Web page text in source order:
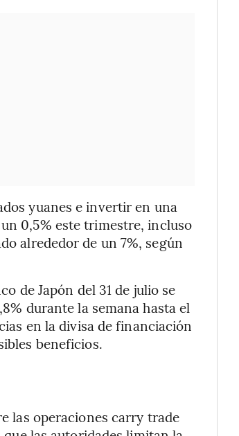
yuanes e invertir en una
0,5% este trimestre, incluso
alrededor de un 7%, según
de Japón del 31 de julio se
durante la semana hasta el
en la divisa de financiación
beneficios.
las operaciones carry trade